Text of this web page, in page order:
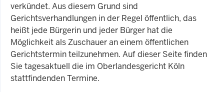
verkündet. Aus diesem Grund sind
Gerichtsverhandlungen in der Regel öffentlich, das
heißt jede Bürgerin und jeder Bürger hat die
Möglichkeit als Zuschauer an einem öffentlichen
Gerichtstermin teilzunehmen. Auf dieser Seite finden
Sie tagesaktuell die im Oberlandesgericht Köln
stattfindenden Termine.